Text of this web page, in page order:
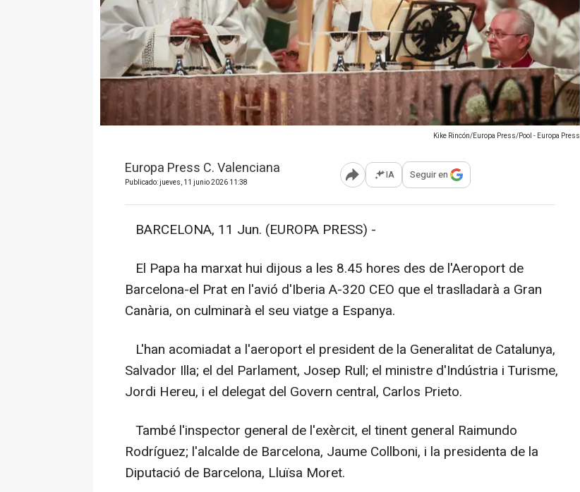
Kike Rincón/Europa Press/Pool - Europa Press
Europa Press C. Valenciana
Publicado: jueves, 11 junio 2026 11:38 Abrir opciones para compartir
IA Seguir en
BARCELONA, 11 Jun. (EUROPA PRESS) -
El Papa ha marxat hui dijous a les 8.45 hores des de l'Aeroport de
Barcelona-el Prat en l'avió d'Iberia A-320 CEO que el traslladarà a Gran
Canària, on culminarà el seu viatge a Espanya.
L'han acomiadat a l'aeroport el president de la Generalitat de Catalunya,
Salvador Illa; el del Parlament, Josep Rull; el ministre d'Indústria i Turisme,
Jordi Hereu, i el delegat del Govern central, Carlos Prieto.
També l'inspector general de l'exèrcit, el tinent general Raimundo
Rodríguez; l'alcalde de Barcelona, Jaume Collboni, i la presidenta de la
Diputació de Barcelona, Lluïsa Moret.